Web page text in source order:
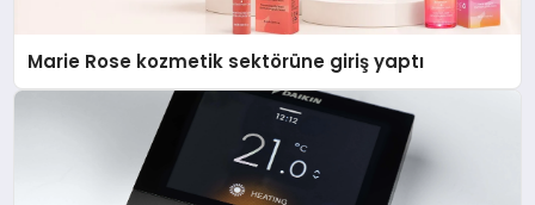
Marie Rose kozmetik sektörüne giriş yaptı